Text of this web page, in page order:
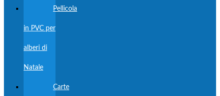
Pellicola
in PVC per
alberi di
Natale
Carte